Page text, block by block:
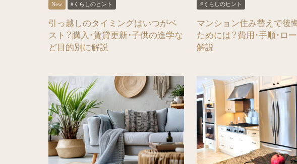
#くらしのヒント
引っ越しのタイミングはいつがベ
スト？購入・賃貸更新・子供の進学な
ど目的別に解説
#くらしのヒント
マンション住み替えで後
ためには？費用・手順・ロ
解説